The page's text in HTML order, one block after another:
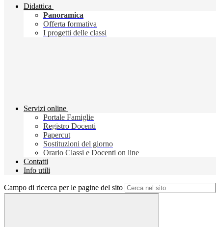
Didattica
Panoramica
Offerta formativa
I progetti delle classi
Servizi online
Portale Famiglie
Registro Docenti
Papercut
Sostituzioni del giorno
Orario Classi e Docenti on line
Contatti
Info utili
Campo di ricerca per le pagine del sito